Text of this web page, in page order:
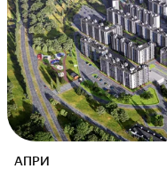
АПРИ